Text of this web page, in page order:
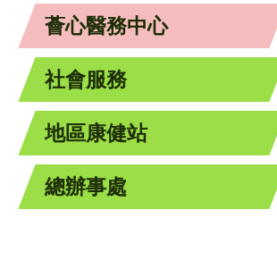
薈心醫務中心
社會服務
地區康健站
總辦事處